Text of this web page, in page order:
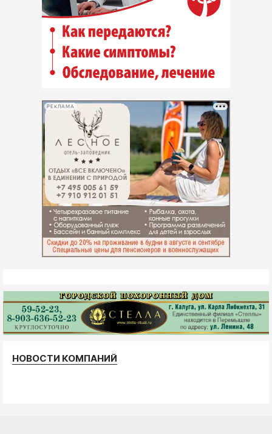
РЕКЛАМА
НОВОСТИ КОМПАНИЙ